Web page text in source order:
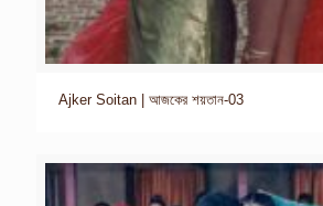
Ajker Soitan | আজকের শয়তান-03